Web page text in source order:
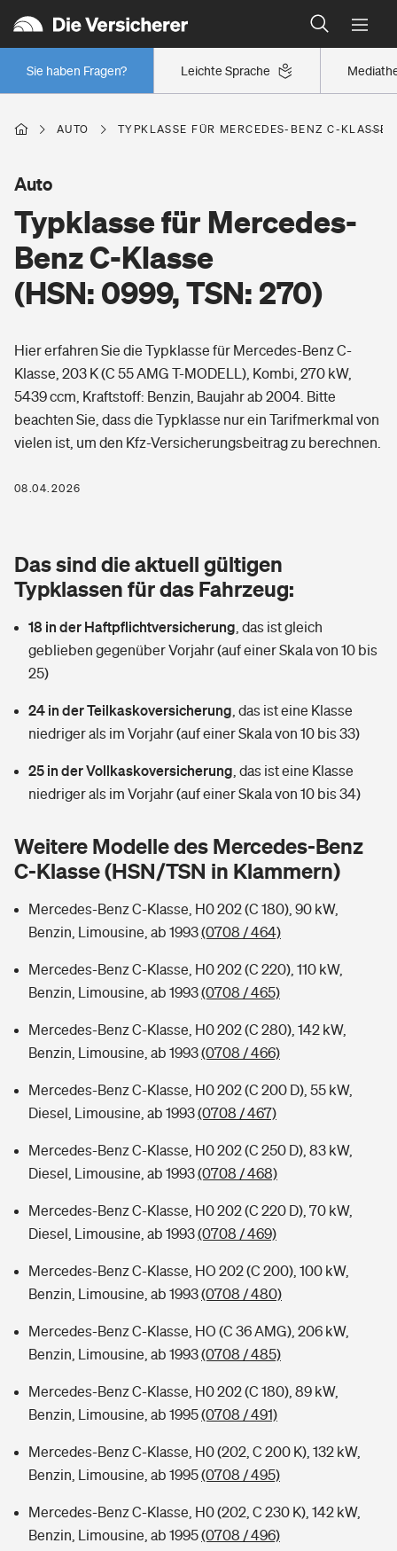
Leichte Sprache
Sie haben Fragen?
Wer versichert was: Jetzt Versicherer finden
Regionalklassen: So ist Ihre Region eingestuft
Wer versichert was: Jetzt Versicherer finden
Berufsunfähigkeitsversicherung
Arbeitsrechtsschutz
Berufshaftpflichtversicherung
Rentenrechner: Wie viel Geld bekomme ich im Alter?
Wer versichert was: Jetzt Versicherer finden
Sie haben Fragen?
Wohnen
Wohngebäudeversicherung
Hausratversicherung
Elementarversicherung
Photovoltaik
Wärmepumpen versichern
Vermieterrrechtsschutz
Mietkautionsversicherung
Restkreditversicherung
Zur Übersicht
Tools
Hochwasser-Check: Wie gefährdet ist Ihr Haus?
Wer versichert was: Jetzt Versicherer finden
Sie haben Fragen?
Pri­vate Haft­pflicht­
Rechts­schutz­ver­si­che­rung
Kinderunfall­ver­si­che­rung
Reiseversicherung
Handyversicherung
Private Cyberversicherung
Musikinstrumentenversicherung
Zur Übersicht
Tools
Kinderunfall-Check: Mehr Sicherheit für deine Kids
Typklassen: So ist Ihr Auto eingestuft
Sie haben Fragen?
Gesundheit
Private Krankenversicherung
Tierkrankenversicherung
Zur Übersicht
Sie haben Fragen?
Rentenrechner: Wie viel Geld bekomme ich im Alter?
AUTO TYPKLASSE FÜR MERCEDES-BENZ C-
Typklasse für Mercedes-
Benz C-Klasse
(HSN: 0999, TSN: 270)
Auto
Hier erfahren Sie die Typklasse für Mercedes-Benz C-
Klasse, 203 K (C 55 AMG T-MODELL), Kombi, 270 kW,
5439 ccm, Kraftstoff: Benzin, Baujahr ab 2004. Bitte
beachten Sie, dass die Typklasse nur ein Tarifmerkmal von
vielen ist, um den Kfz-Versicherungsbeitrag zu berechnen.
08.04.2026
Das sind die aktuell gültigen
Typklassen für das Fahrzeug:
18 in der Haftpflichtversicherung das ist gleich
geblieben gegenüber Vorjahr (auf einer Skala von 10 bis
25)
24 in der Teilkaskoversicherung das ist eine Klasse
niedriger als im Vorjahr (auf einer Skala von 10 bis 33)
25 in der Vollkaskoversicherung das ist eine Klasse
niedriger als im Vorjahr (auf einer Skala von 10 bis 34)
Weitere Modelle des Mercedes-Benz
C-Klasse (HSN/TSN in Klammern)
Mercedes-Benz C-Klasse, H0 202 (C 180), 90 kW,
Benzin, Limousine, ab 1993(0708 / 464)
Mercedes-Benz C-Klasse, H0 202 (C 220), 110 kW,
Benzin, Limousine, ab 1993(0708 / 465)
Mercedes-Benz C-Klasse, H0 202 (C 280), 142 kW,
Benzin, Limousine, ab 1993(0708 / 466)
Mercedes-Benz C-Klasse, H0 202 (C 200 D), 55 kW,
Diesel, Limousine, ab 1993(0708 / 467)
Mercedes-Benz C-Klasse, H0 202 (C 250 D), 83 kW,
Diesel, Limousine, ab 1993(0708 / 468)
Mercedes-Benz C-Klasse, H0 202 (C 220 D), 70 kW,
Diesel, Limousine, ab 1993(0708 / 469)
Mercedes-Benz C-Klasse, HO 202 (C 200), 100 kW,
Benzin, Limousine, ab 1993(0708 / 480)
Mercedes-Benz C-Klasse, HO (C 36 AMG), 206 kW,
Benzin, Limousine, ab 1993(0708 / 485)
Mercedes-Benz C-Klasse, H0 202 (C 180), 89 kW,
Benzin, Limousine, ab 1995(0708 / 491)
Mercedes-Benz C-Klasse, H0 (202, C 200 K), 132 kW,
Benzin, Limousine, ab 1995(0708 / 495)
Mercedes-Benz C-Klasse, H0 (202, C 230 K), 142 kW,
Benzin, Limousine, ab 1995(0708 / 496)